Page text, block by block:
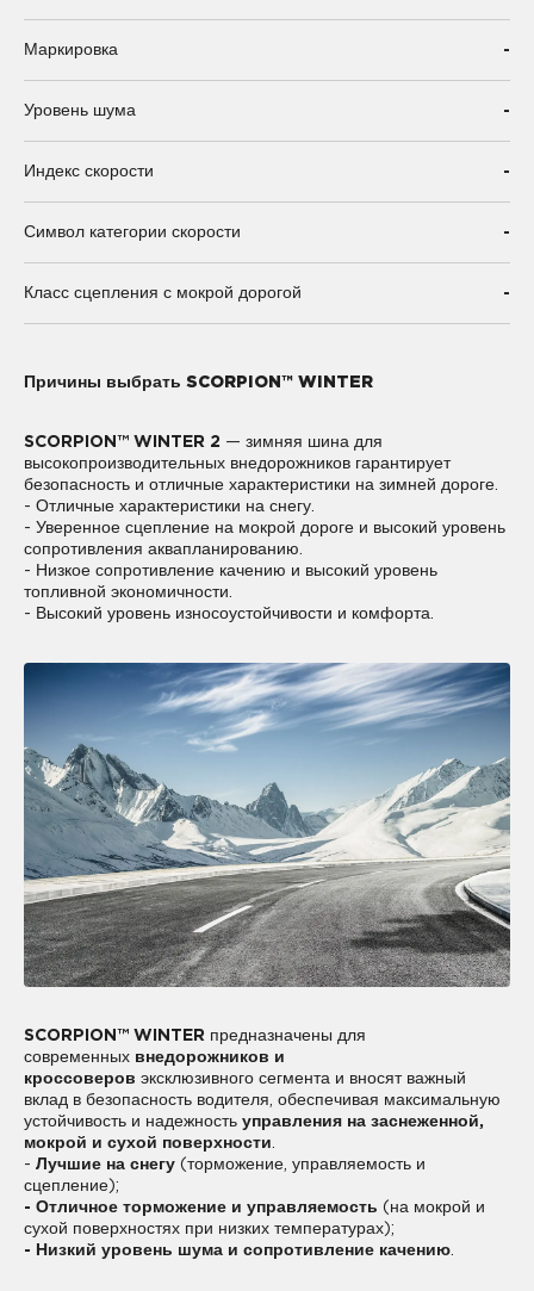
Маркировка -
Уровень шума -
Индекс скорости -
Символ категории скорости -
Класс сцепления с мокрой дорогой -
Причины выбрать SCORPION™ WINTER
SCORPION™ WINTER 2 — зимняя шина для
высокопроизводительных внедорожников гарантирует
безопасность и отличные характеристики на зимней дороге.
- Отличные характеристики на снегу.
- Уверенное сцепление на мокрой дороге и высокий уровень
сопротивления аквапланированию.
- Низкое сопротивление качению и высокий уровень
топливной экономичности.
- Высокий уровень износоустойчивости и комфорта.
SCORPION™ WINTER предназначены для
современных внедорожников и
кроссоверов эксклюзивного сегмента и вносят важный
вклад в безопасность водителя, обеспечивая максимальную
устойчивость и надежность управления на заснеженной,
мокрой и сухой поверхности.
- Лучшие на снегу (торможение, управляемость и
сцепление);
- Отличное торможение и управляемость (на мокрой и
сухой поверхностях при низких температурах);
- Низкий уровень шума и сопротивление качению.